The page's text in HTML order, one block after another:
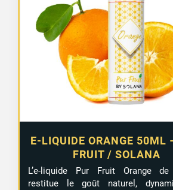
E-LIQUIDE ORANGE 50ML
FRUIT / SOLANA
L’e-liquide Pur Fruit Orange de
restitue le goût naturel,